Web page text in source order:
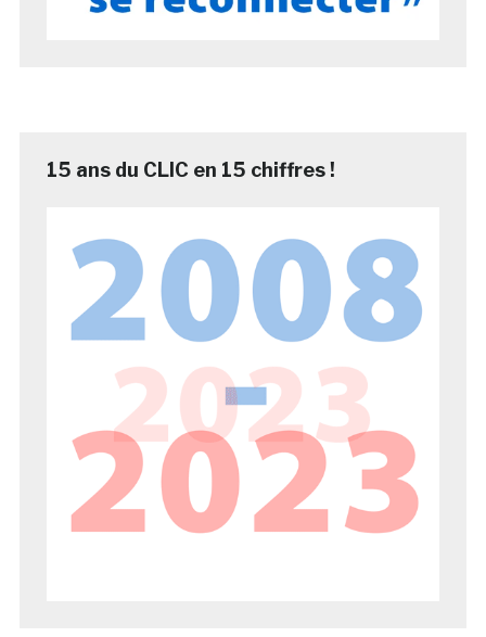
15 ans du CLIC en 15 chiffres !